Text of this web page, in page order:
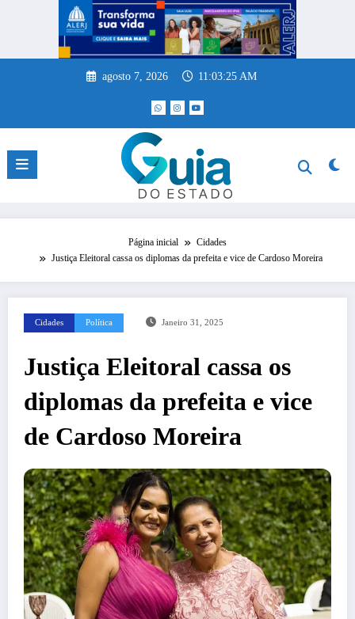
agosto 7, 2026 11:03:25 AM
Página inicial
Cidades
Justiça Eleitoral cassa os diplomas da prefeita e vice de Cardoso Moreira
Cidades Política Janeiro 31, 2025
Justiça Eleitoral cassa os
diplomas da prefeita e vice
de Cardoso Moreira